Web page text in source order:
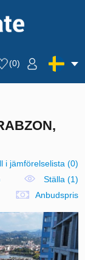
(0)
i jämförelselista (0)
Ställa (1)
Anbudspris